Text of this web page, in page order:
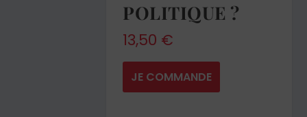
POLITIQUE ?
13,50 €
JE COMMANDE